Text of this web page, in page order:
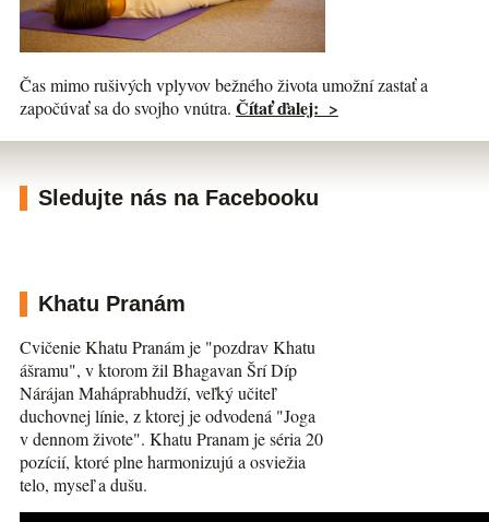
Čas mimo rušivých vplyvov bežného života umožní zastať a
započúvať sa do svojho vnútra. Čítať ďalej: >
Sledujte nás na Facebooku
Khatu Pranám
Cvičenie Khatu Pranám je "pozdrav Khatu
ášramu", v ktorom žil Bhagavan Šrí Díp
Nárájan Maháprabhudží, veľký učiteľ
duchovnej línie, z ktorej je odvodená "Joga
v dennom živote". Khatu Pranam je séria 20
pozícií, ktoré plne harmonizujú a osviežia
telo, myseľ a dušu.